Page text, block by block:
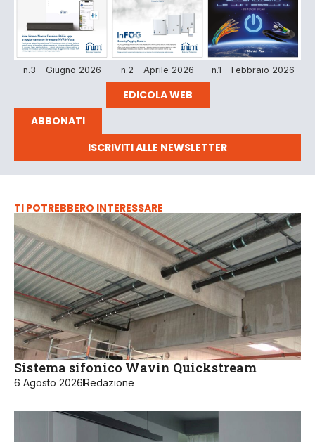
n.3 - Giugno 2026 n.2 - Aprile 2026 n.1 - Febbraio 2026
EDICOLA WEB
ABBONATI
ISCRIVITI ALLE NEWSLETTER
TI POTREBBERO INTERESSARE
Sistema sifonico Wavin Quickstream
6 Agosto 2026Redazione